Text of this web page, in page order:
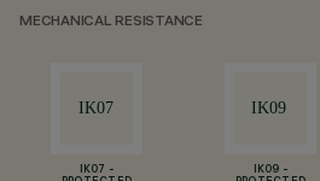
MECHANICAL RESISTANCE
IK07 -
IK09 -